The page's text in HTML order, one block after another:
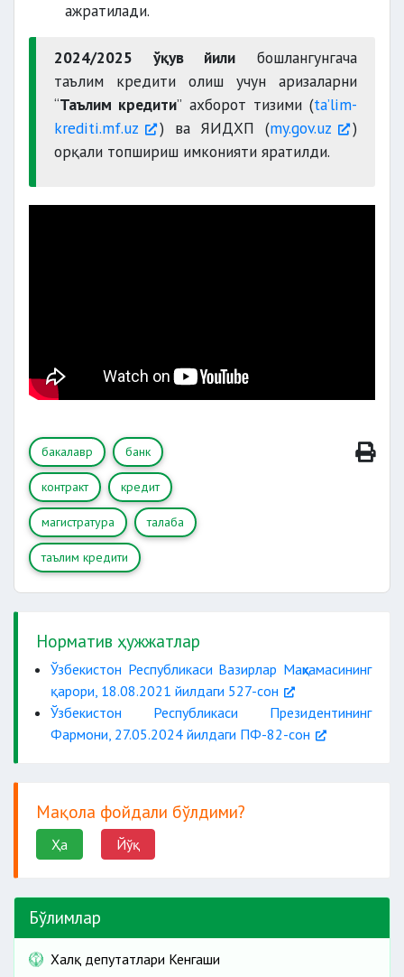
ажратилади.
2024/2025 ўқув йили бошлангунгача
таълим кредити олиш учун аризаларни
“Таълим кредити” ахборот тизими (taʼlim-
krediti.mf.uz
) ва ЯИДХП (my.gov.uz
)
орқали топшириш имконияти яратилди.
бакалавр банк
контракт кредит
магистратура талаба
таълим кредити
Норматив ҳужжатлар
Ўзбекистон Республикаси Вазирлар Маҳкамасининг
қарори, 18.08.2021 йилдаги 527-сон
Ўзбекистон Республикаси Президентининг
Фармони, 27.05.2024 йилдаги ПФ-82-сон
Мақола фойдали бўлдими?
Ҳа Йўқ
Бўлимлар
Халқ депутатлари Кенгаши